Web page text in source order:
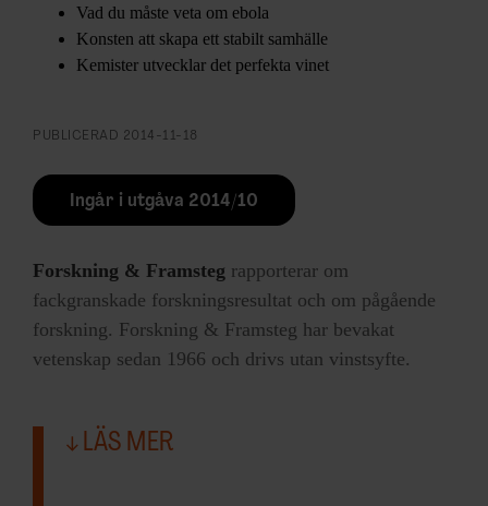
OM F&F
Vad du måste veta om ebola
Konsten att skapa ett stabilt samhälle
Kemister utvecklar det perfekta vinet
PUBLICERAD 2014-11-18
Ingår i utgåva 2014/10
Forskning & Framsteg rapporterar om
fackgranskade forskningsresultat och om pågående
forskning. Forskning & Framsteg har bevakat
vetenskap sedan 1966 och drivs utan vinstsyfte.
LÄS MER